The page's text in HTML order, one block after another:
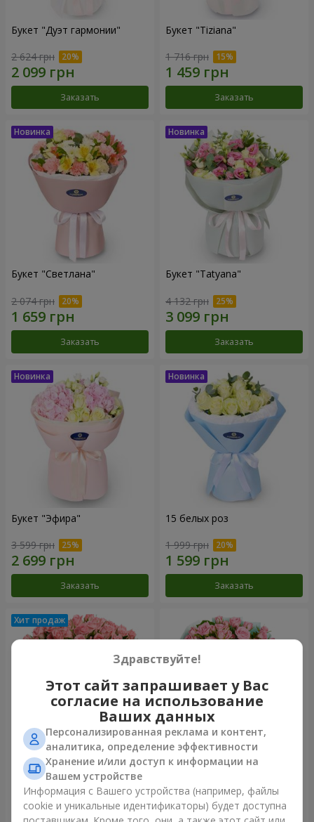
Букет "Дуэт гармонии"
2 624 грн
Заказать
Букет "Tiziana"
1 716 грн
Заказать
Букет "Светлана"
2 074 грн
Заказать
Букет "Tatyana"
4 132 грн
Заказать
Букет "Эфира"
3 599 грн
Заказать
15 белых роз
1 999 грн
Заказать
Цветы в коробке "Розовый
оазис"
3 124 грн
Композиция "Баллада о
маме"
2 324 грн
Здравствуйте!
Этот сайт запрашивает у Вас
согласие на использование
Ваших данных
Персонализированная реклама и контент,
аналитика, определение эффективности
Хранение и/или доступ к информации на
Вашем устройстве
Информация с Вашего устройства (например, файлы
cookie и уникальные идентификаторы) будет доступна